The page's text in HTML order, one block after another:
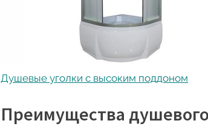
Душевые уголки с высоким поддоном
Преимущества